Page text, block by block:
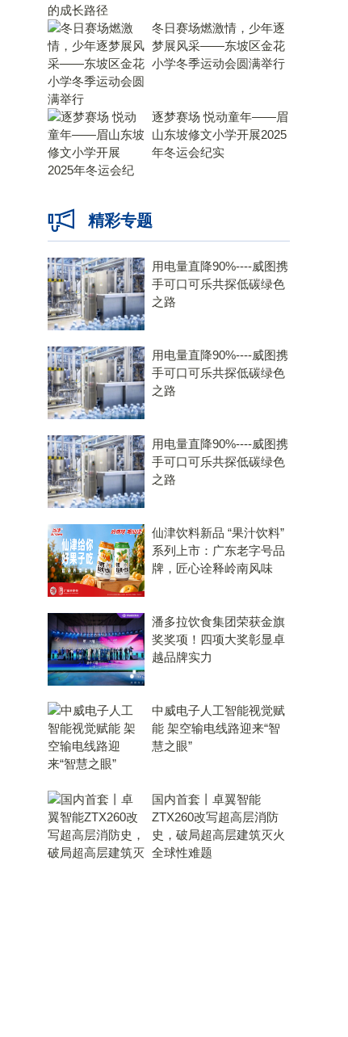
冬日赛场燃激情，少年逐
梦展风采——东坡区金花
小学冬季运动会圆满举行
逐梦赛场 悦动童年——眉
山东坡修文小学开展2025
年冬运会纪实
精彩专题
用电量直降90%----威图携
手可口可乐共探低碳绿色
之路
用电量直降90%----威图携
手可口可乐共探低碳绿色
之路
用电量直降90%----威图携
手可口可乐共探低碳绿色
之路
仙津饮料新品 “果汁饮料”
系列上市：广东老字号品
牌，匠心诠释岭南风味
潘多拉饮食集团荣获金旗
奖奖项！四项大奖彰显卓
越品牌实力
中威电子人工智能视觉赋
能 架空输电线路迎来“智
慧之眼”
国内首套丨卓翼智能
ZTX260改写超高层消防
史，破局超高层建筑灭火
全球性难题